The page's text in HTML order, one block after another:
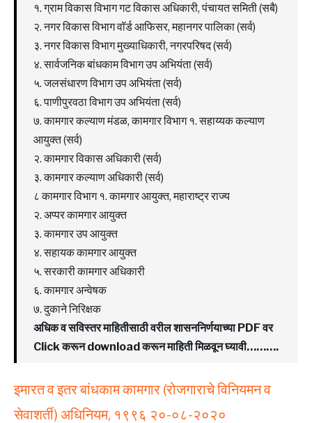
१. ग्राम विकास विभाग गट विकास अधिकारी, पंचायत समिती (सबै)
२. नगर विकास विभाग वॉर्ड आफिसर, महानगर पालिका (सर्व)
३. नगर विकास विभाग मुख्याधिकारी, नगरपरिषद (सर्व)
४. सार्वजनिक बांधकाम विभाग उप अभियंता (सर्व)
५. जलसंधारण विभाग उप अभियंता (सर्व)
६. पाणीपुरवठा विभाग उप अभियंता (सर्व)
७. कामगार कल्याण मंडळ, कामगार विभाग १. सहाय्यक कल्याण
आयुक्त (सर्व)
२. कामगार विकास अधिकारी (सर्व)
३. कामगार कल्याण अधिकारी (सर्व)
८ कामगार विभाग १. कामगार आयुक्त, महाराष्ट्र राज्य
२. अप्पर कामगार आयुक्त
३. कामगार उप आयुक्त
४. सहायक कामगार आयुक्त
५. सरकारी कामगार अधिकारी
६. कामगार अन्वेषक
७. दुकाने निरिक्षक
अधिक व सविस्तर माहितीसाठी वरील शासननिर्णयाच्या PDF वर
Click करून download करून माहिती मिळवून घ्यावी……….
इमारत व इतर बांधकाम कामगार (रोजगाराचे विनियमन व
सेवाशर्ती) अधिनियम, १९९६ २०-०८-२०२०